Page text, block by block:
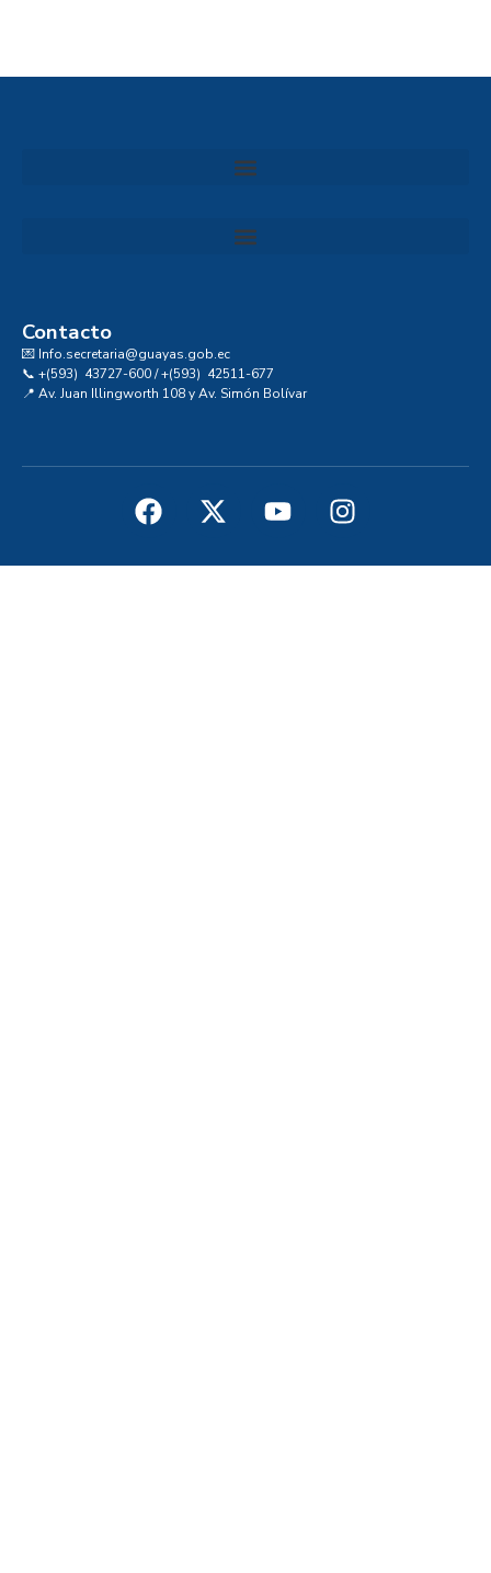
Contacto
💌 Info.secretaria@guayas.gob.ec
📞 +(593) 43727-600 / +(593) 42511-677
📍 Av. Juan Illingworth 108 y Av. Simón Bolívar